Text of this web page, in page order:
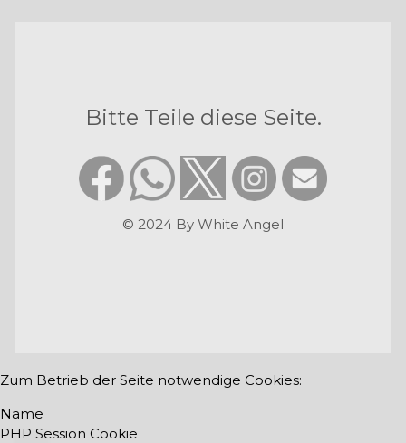
Bitte Teile diese Seite.
© 2024 By White Angel
Zum Betrieb der Seite notwendige Cookies:
Name
PHP Session Cookie